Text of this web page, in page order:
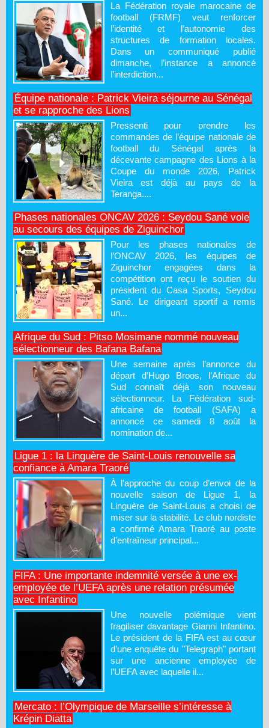
La Fédération royale marocaine de
football (FRMF) veut renforcer
l’identité et l’autonomie des
structures de formation locales.
Dans un communiqué publié
dimanche, l’instance a annoncé
l’interdiction...
Équipe nationale : Patrick Vieira séjourne au Sénégal
et se rapproche des Lions
Pressenti pour prendre les
commandes de l’équipe nationale de
football du Sénégal après la
décevante campagne des Lions à la
Coupe du monde 2026, Patrick
Vieira est déjà au pays de la
Teranga....
Phases nationales ONCAV 2026 : Seydou Sané vole
au secours des équipes de Ziguinchor
Pour les phases nationales de
l’ONCAV 2026, les équipes de
Ziguinchor engagées dans la
compétition ont reçu le soutien du
président du Casa Sports, Seydou
Sané. Le dirigeant sportif a remis
un...
Afrique du Sud : Pitso Mosimane nommé nouveau
sélectionneur des Bafana Bafana
Une semaine après l’annonce du
départ d’Hugo Broos, l’Afrique du
Sud connaît déjà son nouveau
sélectionneur. La Fédération sud-
africaine de football (SAFA) a
annoncé ce samedi 8 août la
nomination de...
Ligue 1 : la Linguère de Saint-Louis renouvelle sa
confiance à Amara Traoré
À l’approche du coup d’envoi de la
nouvelle saison de Ligue 1, la
Linguère de Saint-Louis a choisi de
miser sur la stabilité. Le club nordiste
a confirmé Amara Traoré au poste
d’entraîneur principal...
FIFA : Une importante indemnité versée à une ex-
employée de l’UEFA après une relation présumée
avec Infantino
Une nouvelle polémique vient
fragiliser davantage Gianni Infantino.
Le président de la FIFA est au cœur
d’une enquête du "Telegraph" portant
sur une ancienne employée de
l’UEFA avec laquelle il...
Mercato : l’Olympique de Marseille s’intéresse à
Krépin Diatta